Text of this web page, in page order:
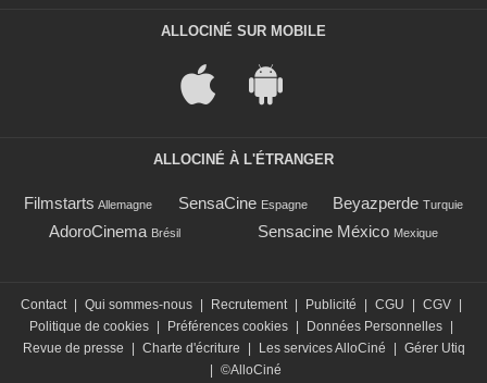
ALLOCINÉ SUR MOBILE
ALLOCINÉ À L'ÉTRANGER
Filmstarts Allemagne SensaCine Espagne Beyazperde Turquie
AdoroCinema Brésil Sensacine México Mexique
Contact Qui sommes-nous Recrutement Publicité CGU CGV
Politique de cookies
Préférences cookies Données Personnelles
Revue de presse
Charte d'écriture Les services AlloCiné
Gérer Utiq
©AlloCiné